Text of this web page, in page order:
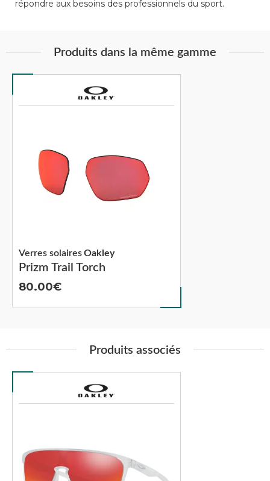
répondre aux besoins des professionnels du sport.
Produits dans la même gamme
Prizm Trail Torch
Verres solairesOakley
80.00
Produits associés